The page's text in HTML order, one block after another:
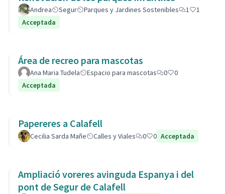
Andrea Segur Parques y Jardines Sostenibles 1
1
Acceptada
Área de recreo para mascotas
Ana Maria Tudela Espacio para mascotas 0
0
Acceptada
Papereres a Calafell
Cecilia Sarda Mañe Calles y Viales 0 0 Acceptada
Ampliació voreres avinguda Espanya i del
pont de Segur de Calafell